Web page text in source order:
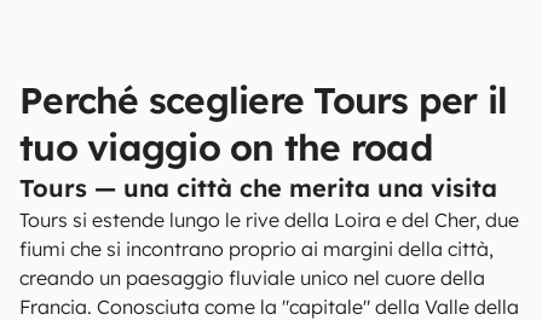
Perché scegliere Tours per il
tuo viaggio on the road
Tours — una città che merita una visita
Tours si estende lungo le rive della Loira e del Cher, due
fiumi che si incontrano proprio ai margini della città,
creando un paesaggio fluviale unico nel cuore della
Francia. Conosciuta come la "capitale" della Valle della